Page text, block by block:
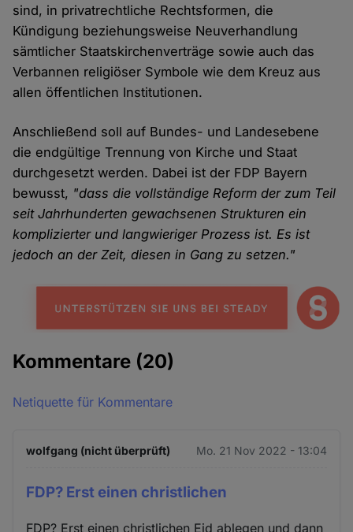
sind, in privatrechtliche Rechtsformen, die
Kündigung beziehungsweise Neuverhandlung
sämtlicher Staatskirchenverträge sowie auch das
Verbannen religiöser Symbole wie dem Kreuz aus
allen öffentlichen Institutionen.
Anschließend soll auf Bundes- und Landesebene
die endgültige Trennung von Kirche und Staat
durchgesetzt werden. Dabei ist der FDP Bayern
bewusst, "dass die vollständige Reform der zum Teil
seit Jahrhunderten gewachsenen Strukturen ein
komplizierter und langwieriger Prozess ist. Es ist
jedoch an der Zeit, diesen in Gang zu setzen."
Kommentare (20)
Netiquette für Kommentare
wolfgang (nicht überprüft) Mo. 21 Nov 2022 - 13:04
FDP? Erst einen christlichen
FDP? Erst einen christlichen Eid ablegen und dann